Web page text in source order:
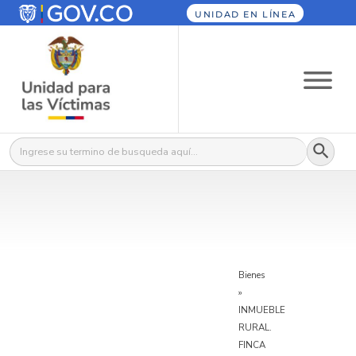
UNIDAD EN LÍNEA
Buscar: Botón
Bienes
»
INMUEBLE
RURAL.
FINCA